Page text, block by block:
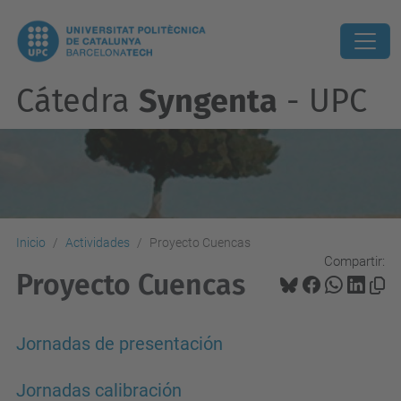
Cátedra Syngenta - UPC
Inicio Actividades Proyecto Cuencas
Compartir:
Proyecto Cuencas
Jornadas de presentación
Jornadas calibración